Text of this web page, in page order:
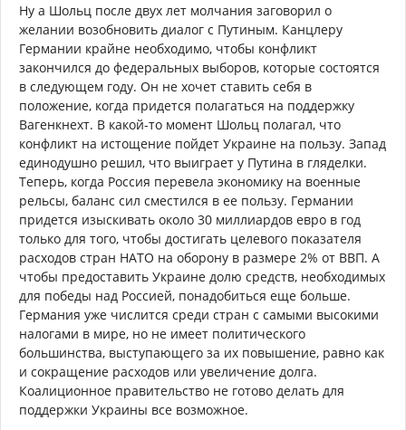
Ну а Шольц после двух лет молчания заговорил о
желании возобновить диалог с Путиным. Канцлеру
Германии крайне необходимо, чтобы конфликт
закончился до федеральных выборов, которые состоятся
в следующем году. Он не хочет ставить себя в
положение, когда придется полагаться на поддержку
Вагенкнехт. В какой-то момент Шольц полагал, что
конфликт на истощение пойдет Украине на пользу. Запад
единодушно решил, что выиграет у Путина в гляделки.
Теперь, когда Россия перевела экономику на военные
рельсы, баланс сил сместился в ее пользу. Германии
придется изыскивать около 30 миллиардов евро в год
только для того, чтобы достигать целевого показателя
расходов стран НАТО на оборону в размере 2% от ВВП. А
чтобы предоставить Украине долю средств, необходимых
для победы над Россией, понадобиться еще больше.
Германия уже числится среди стран с самыми высокими
налогами в мире, но не имеет политического
большинства, выступающего за их повышение, равно как
и сокращение расходов или увеличение долга.
Коалиционное правительство не готово делать для
поддержки Украины все возможное.